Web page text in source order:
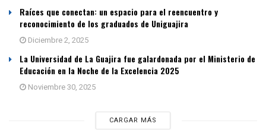
Raíces que conectan: un espacio para el reencuentro y
reconocimiento de los graduados de Uniguajira
Diciembre 2, 2025
La Universidad de La Guajira fue galardonada por el Ministerio de
Educación en la Noche de la Excelencia 2025
Noviembre 30, 2025
CARGAR MÁS